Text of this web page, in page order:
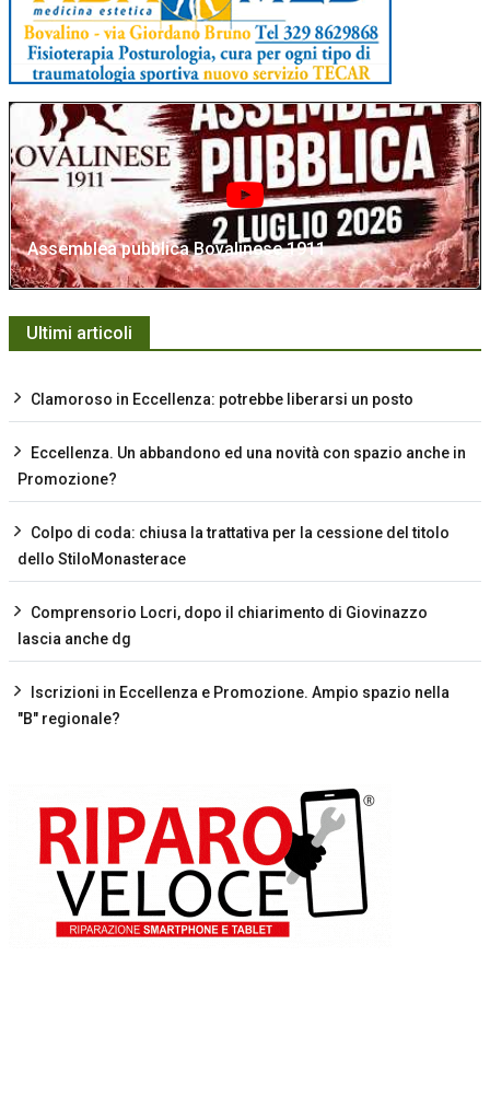
Assemblea pubblica Bovalinese 1911
Ultimi articoli
Clamoroso in Eccellenza: potrebbe liberarsi un posto
Eccellenza. Un abbandono ed una novità con spazio anche in
Promozione?
Colpo di coda: chiusa la trattativa per la cessione del titolo
dello StiloMonasterace
Comprensorio Locri, dopo il chiarimento di Giovinazzo
lascia anche dg
Iscrizioni in Eccellenza e Promozione. Ampio spazio nella
"B" regionale?